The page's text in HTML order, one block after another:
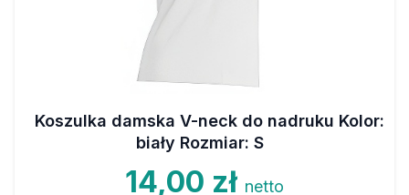
Koszulka damska V-neck do nadruku Kolor:
biały Rozmiar: S
14,00 zł netto